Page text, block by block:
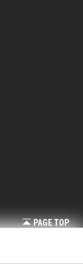
PAGE TOP